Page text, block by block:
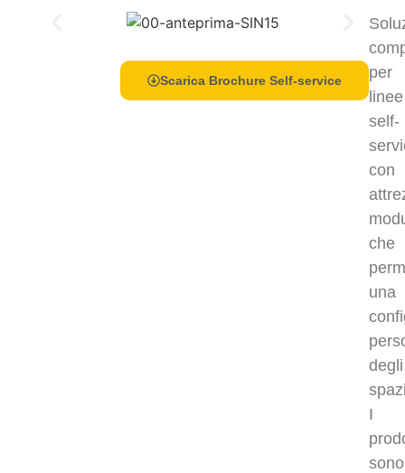
per
linee
self-
con
che
una
degli
I
sono
Scarica Brochure Self-service